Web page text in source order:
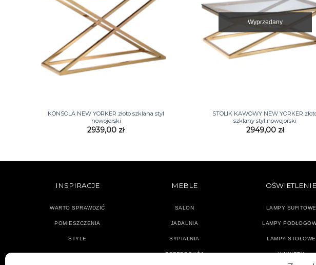
KONSOLA NEW YORKER złoto szklana styl
nowojorski
2939,00 zł
Wyprzedany
STOLIK KAWOWY NEW YORKER
szklany styl nowojorski
2949,00 zł
INSPIRACJE
WARTO SPRAWDZIĆ
POMIESZCZENIA
STYLE
MEBLE
SALON
JADALNIA
SYPIALNIA
PRZEDPOKÓJ
OŚWIETLENIE
LAMPY SUFITOWE
LAMPY
LAMPY STOŁOWE
KINKIETY